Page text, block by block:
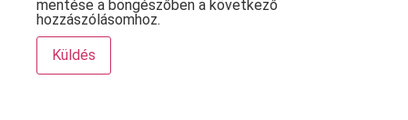
mentése a böngészőben a következő
hozzászólásomhoz.